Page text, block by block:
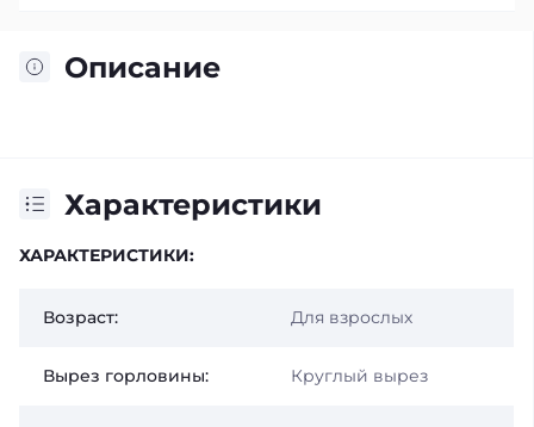
Описание
Характеристики
ХАРАКТЕРИСТИКИ:
Возраст: Для взрослых
Вырез горловины: Круглый вырез